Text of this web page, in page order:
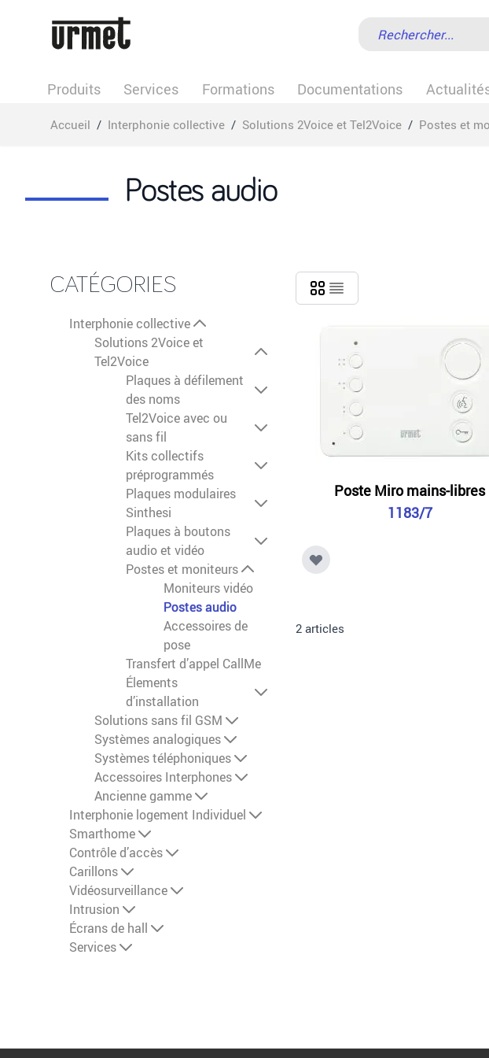
Produits Services Formations Documentations
Accueil / Interphonie collective / Solutions 2Voice et Tel2Voice / Postes et
Postes audio
CATÉGORIES
Interphonie collective
Solutions 2Voice et
Tel2Voice
Plaques à défilement
des noms
Tel2Voice avec ou
sans fil
Kits collectifs
préprogrammés
Plaques modulaires
Sinthesi
Plaques à boutons
audio et vidéo
Postes et moniteurs
Moniteurs vidéo
Postes audio
Accessoires de
pose
Transfert d’appel CallMe
Élements
d’installation
Solutions sans fil GSM
Systèmes analogiques
Systèmes téléphoniques
Accessoires Interphones
Ancienne gamme
Interphonie logement Individuel
Smarthome
Contrôle d’accès
Carillons
Vidéosurveillance
Intrusion
Écrans de hall
Services
Poste Miro mains-libres
1183/7
2 articles